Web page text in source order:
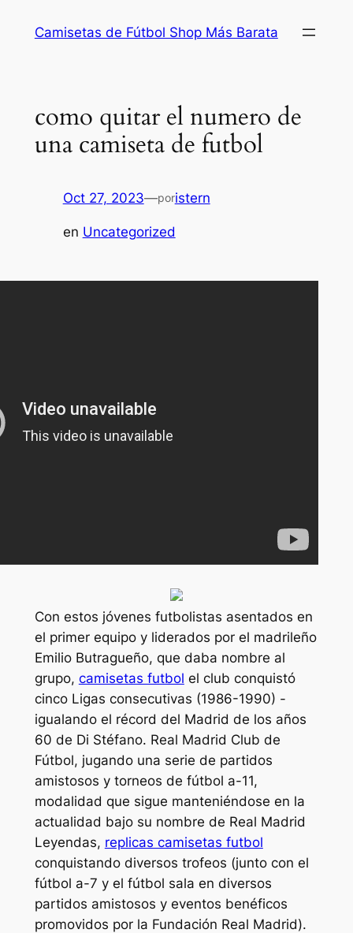
Camisetas de Fútbol Shop Más Barata
como quitar el numero de
una camiseta de futbol
Oct 27, 2023—poristern
en Uncategorized
Con estos jóvenes futbolistas asentados en
el primer equipo y liderados por el madrileño
Emilio Butragueño, que daba nombre al
grupo, camisetas futbol el club conquistó
cinco Ligas consecutivas (1986-1990) -
igualando el récord del Madrid de los años
60 de Di Stéfano. Real Madrid Club de
Fútbol, jugando una serie de partidos
amistosos y torneos de fútbol a-11,
modalidad que sigue manteniéndose en la
actualidad bajo su nombre de Real Madrid
Leyendas, replicas camisetas futbol
conquistando diversos trofeos (junto con el
fútbol a-7 y el fútbol sala en diversos
partidos amistosos y eventos benéficos
promovidos por la Fundación Real Madrid).